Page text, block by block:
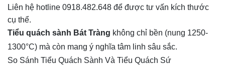
Liên hệ hotline 0918.482.648 để được tư vấn kích thước
cụ thể.
Tiểu quách sành Bát Tràng không chỉ bền (nung 1250-
1300°C) mà còn mang ý nghĩa tâm linh sâu sắc.
So Sánh Tiểu Quách Sành Và Tiểu Quách Sứ